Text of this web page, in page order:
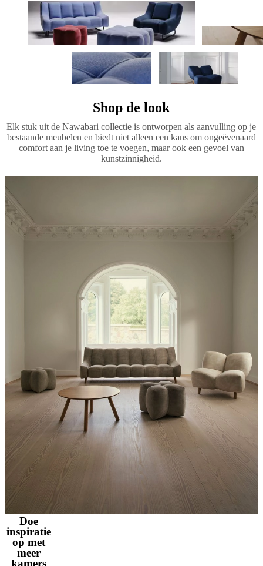
Shop de look
Elk stuk uit de Nawabari collectie is ontworpen als aanvulling op je
bestaande meubelen en biedt niet alleen een kans om ongeëvenaard
comfort aan je living toe te voegen, maar ook een gevoel van
kunstzinnigheid.
Doe
inspiratie
op met
meer